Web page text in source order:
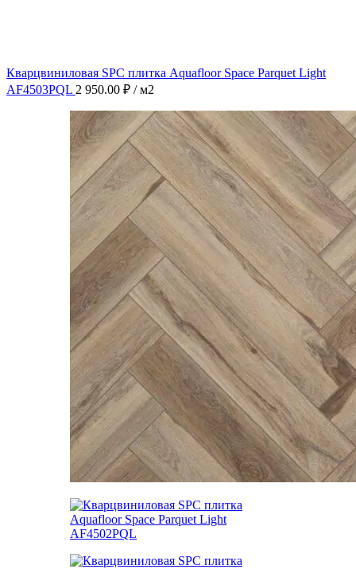
Кварцвиниловая SPC плитка Aquafloor Space Parquet Light
AF4503PQL 2 950.00 ₽ / м2